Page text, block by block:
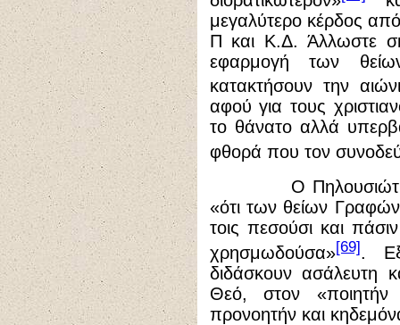
μεγαλύτερο κέρδος
Π και Κ.Δ. Άλλωστε
εφαρμογή των
κατακτήσουν την
αφού για τους
το θάνατο αλλά
φθορά που τον
Ο Πηλουσιώτης
«ότι των θείων
τοις πεσούσι και
χρησμωδούσα»[69].
διδάσκουν ασάλευτη
Θεό, στον
προνοητήν και